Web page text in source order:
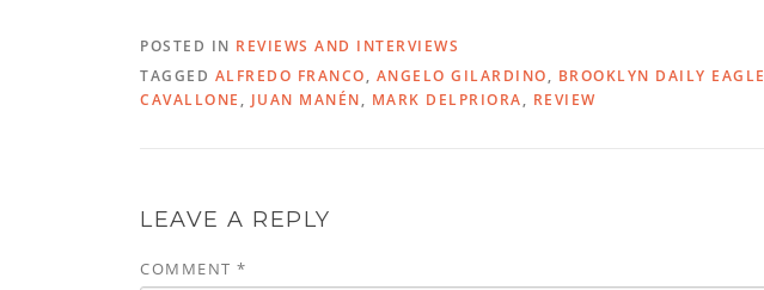
POSTED IN REVIEWS AND INTERVIEWS
TAGGED ALFREDO FRANCO, ANGELO GILARDINO, BROOKLYN DAILY EAGLE
CAVALLONE , JUAN MANÉN, MARK DELPRIORA, REVIEW
LEAVE A REPLY
COMMENT *